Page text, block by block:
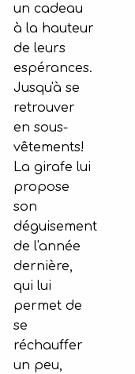
un cadeau
à la hauteur
de leurs
espérances.
Jusqu'à se
retrouver
en sous-
vêtements!
La girafe lui
propose
son
déguisement
de l'année
dernière,
qui lui
permet de
se
réchauffer
un peu,